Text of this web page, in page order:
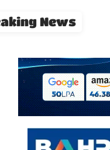
News